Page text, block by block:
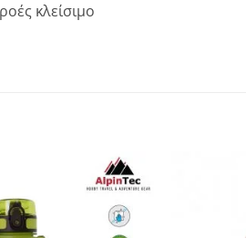
κλείσιμο
Add to
wishlist